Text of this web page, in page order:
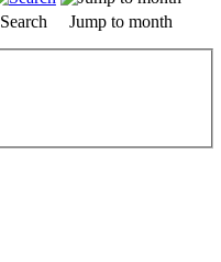
Search
Jump to month